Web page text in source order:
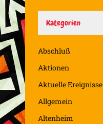
Kategorien
Abschluß
Aktionen
Aktuelle Ereignisse
Allgemein
Altenheim